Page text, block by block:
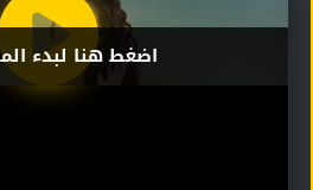
اضغط هنا لبدء